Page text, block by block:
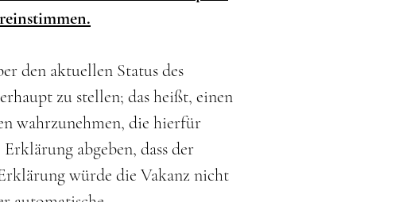
den aktuellen Status des
zu stellen; das heißt, einen
wahrzunehmen, die hierfür
abgeben, dass der
würde die Vakanz nicht